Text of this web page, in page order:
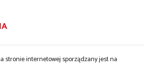
stronie internetowej sporządzany jest na